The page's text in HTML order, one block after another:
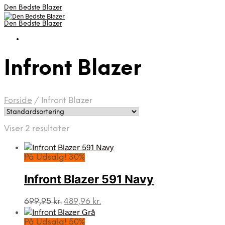
Den Bedste Blazer
Den Bedste Blazer
Infront Blazer
Forside / Infront Blazer
Viser 2 resultater
På Udsalg! 30%
Infront Blazer 591 Navy
699,95kr. Den
oprindelige
pris
489,96 kr.
På Udsalg! 50%